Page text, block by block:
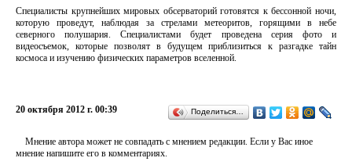
Специалисты крупнейших мировых обсерваторий готовятся к бессонной ночи,
которую проведут, наблюдая за стрелами метеоритов, горящими в небе
северного полушария. Специалистами будет проведена серия фото и
видеосъемок, которые позволят в будущем приблизиться к разгадке тайн
космоса и изучению физических параметров вселенной.
20 октября 2012 г. 00:39 Поделиться…
Мнение автора может не совпадать с мнением редакции. Если у Вас иное
мнение напишите его в комментариях.